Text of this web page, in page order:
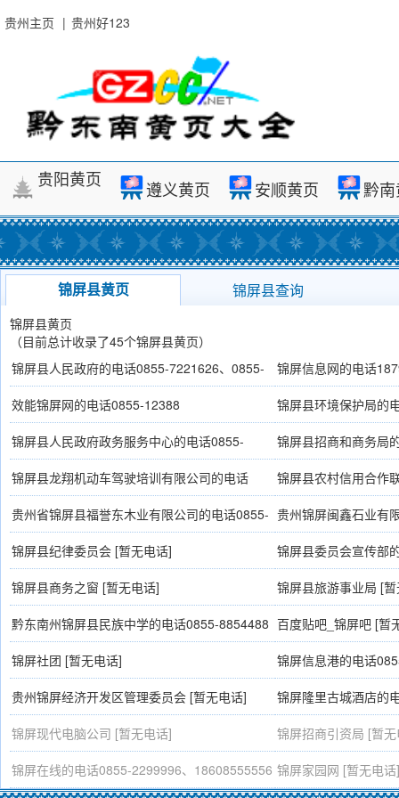
贵州主页 | 贵州好123
贵阳黄页 遵义黄页 安顺黄页 黔
锦屏县黄页 锦屏县查询
锦屏县黄页
（目前总计收录了45个锦屏县黄页）
锦屏县人民政府的电话0855-7221626、0855-
7221793
锦屏信息网的电话
效能锦屏网的电话0855-12388 锦屏县环境保护局的
锦屏县人民政府政务服务中心的电话0855-
3900201、3900204
锦屏县招商和商务局
0855-7226287
锦屏县龙翔机动车驾驶培训有限公司的电话
0855-7289198、13885529909
锦屏县农村信用合作
贵州省锦屏县福誉东木业有限公司的电话0855-
3900378
贵州锦屏闽鑫石业有
2271999
锦屏县纪律委员会 [暂无电话] 锦屏县委员会宣传部
锦屏县商务之窗 [暂无电话] 锦屏县旅游事业局 [
黔东南州锦屏县民族中学的电话0855-8854488 百度贴吧_锦屏吧 [暂
锦屏社团 [暂无电话]
锦屏信息港的电话
13985849446
贵州锦屏经济开发区管理委员会 [暂无电话] 锦屏隆里古城酒店的
锦屏现代电脑公司 [暂无电话] 锦屏招商引资局 [暂
锦屏在线的电话0855-2299996、18608555556 锦屏家园网 [暂无电话]